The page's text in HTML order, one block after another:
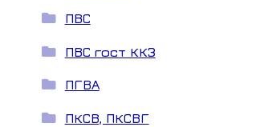
ПВС
ПВС гост ККЗ
ПГВА
ПКСВ, ПКСВГ